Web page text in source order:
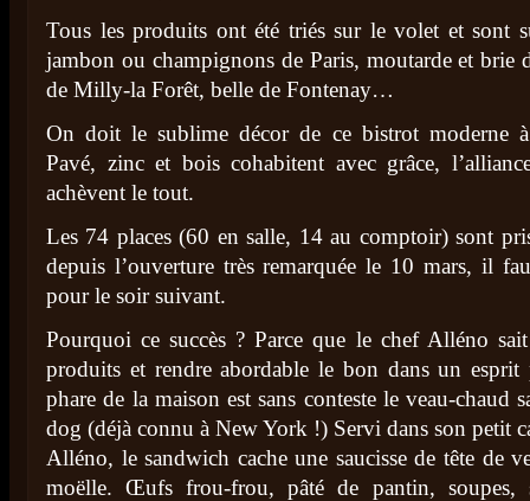
Tous les produits ont été triés sur le volet et sont
jambon ou champignons de Paris, moutarde et brie
de Milly-la Forêt, belle de Fontenay…
On doit le sublime décor de ce bistrot moderne
Pavé, zinc et bois cohabitent avec grâce,
achèvent le tout.
Les 74 places (60 en salle, 14 au comptoir) sont
depuis l’ouverture très remarquée le 10 mars, il
pour le soir suivant.
Pourquoi ce succès ? Parce que le chef Alléno
produits et rendre abordable le bon dans un
phare de la maison est sans conteste le veau-chaud
dog (déjà connu à New York !) Servi dans son petit
Alléno, le sandwich cache une saucisse de tête de
moëlle. Œufs frou-frou, pâté de pantin, soupes,